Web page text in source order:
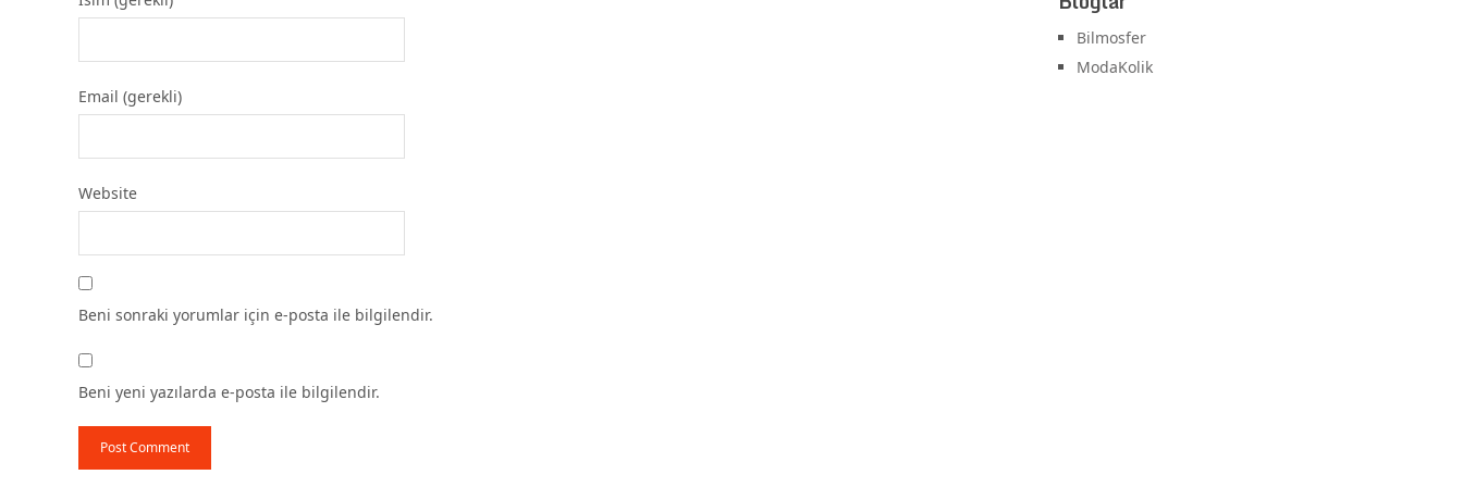
Email (gerekli)
Website
Beni sonraki yorumlar için e-posta ile bilgilendir.
Beni yeni yazılarda e-posta ile bilgilendir.
Bilmosfer
ModaKolik